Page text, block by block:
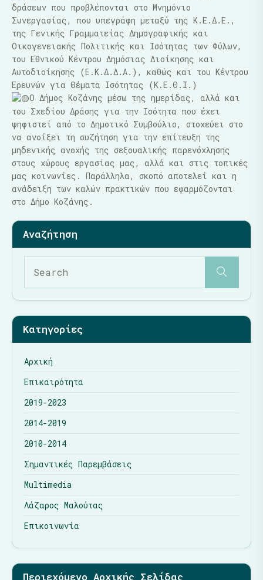
δράσεων που προβλέπονται στο Μνημόνιο
Συνεργασίας, που υπεγράφη μεταξύ της Κ.Ε.Δ.Ε.,
της Γενικής Γραμματείας Δημογραφικής και
Οικογενειακής Πολιτικής και Ισότητας των Φύλων,
του Εθνικού Κέντρου Δημόσιας Διοίκησης και
Αυτοδιοίκησης (Ε.Κ.Δ.Δ.Α.), καθώς και του Κέντρου
Ερευνών για Θέματα Ισότητας (Κ.Ε.Θ.Ι.)
Ο Δήμος Κοζάνης μέσω της ημερίδας, αλλά και
του Σχεδίου Δράσης για την Ισότητα που έχει
ψηφιστεί από το Δημοτικό Συμβούλιο, στοχεύει στο
να ανοίξει τη συζήτηση για την επίτευξη της
μηδενικής ανοχής της σεξουαλικής παρενόχλησης
στους χώρους εργασίας μας, αλλά και στις τοπικές
μας κοινωνίες. Παράλληλα, σκοπό αποτελεί και η
ανάδειξη των καλών πρακτικών που εφαρμόζονται
στο Δήμο Κοζάνης.
Κατηγορίες
Αρχική
Επικαιρότητα
2019-2023
2014-2019
2010-2014
Σημαντικές Παρεμβάσεις
Multimedia
Λάζαρος Μαλούτας
Επικοινωνία
Περιεχόμενο Αρχικής Σελίδας